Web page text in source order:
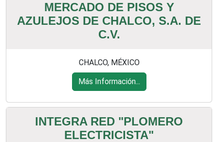
MERCADO DE PISOS Y
AZULEJOS DE CHALCO, S.A. DE
C.V.
CHALCO, MÉXICO
Más Información...
INTEGRA RED "PLOMERO
ELECTRICISTA"